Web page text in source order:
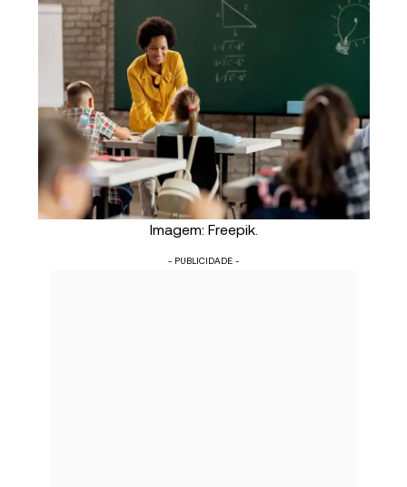
Imagem: Freepik.
- PUBLICIDADE -